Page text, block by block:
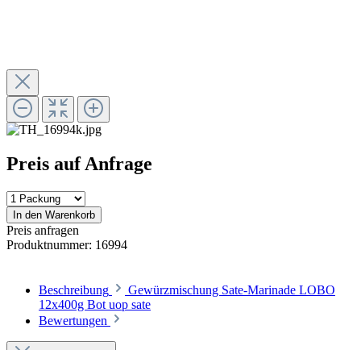
Preis auf Anfrage
In den Warenkorb
Preis anfragen
Produktnummer: 16994
Beschreibung
Gewürzmischung Sate-Marinade LOBO
12x400g Bot uop sate
Bewertungen